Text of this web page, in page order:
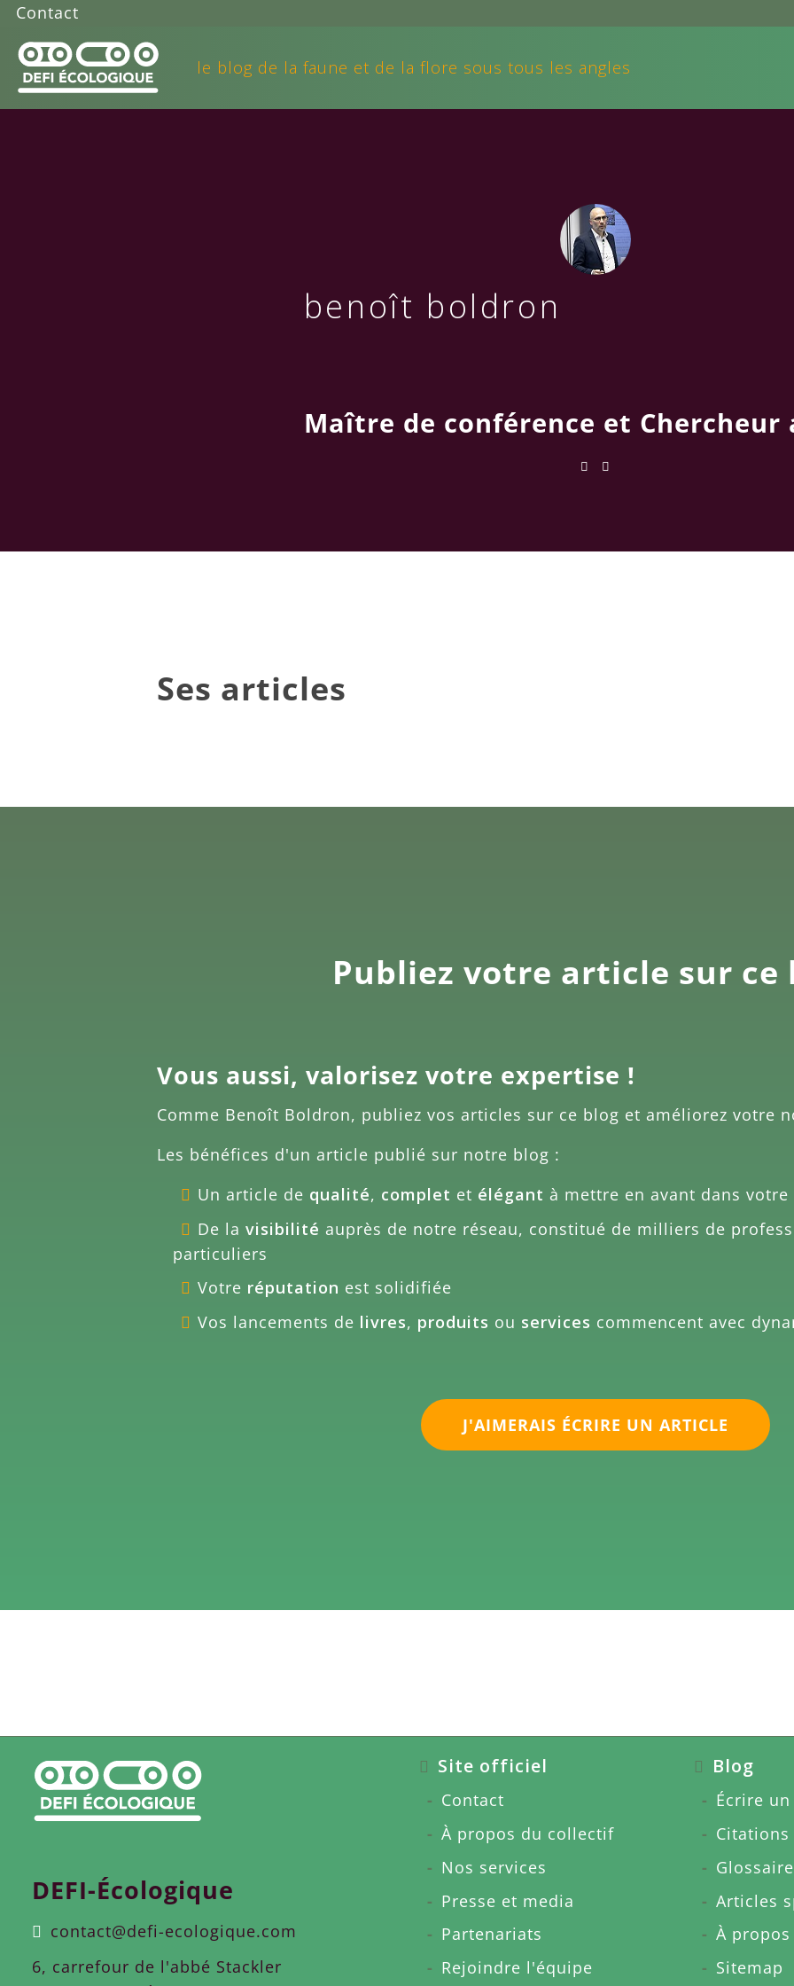
Contact
le blog de la faune et de la flore sous tous les angles
benoît boldron
Maître de conférence et Chercheur
Ses articles
Publiez votre article sur ce
Vous aussi, valorisez votre expertise !
Comme Benoît Boldron, publiez vos articles sur ce blog et améliorez votre
Les bénéfices d'un article publié sur notre blog :
Un article de qualité, complet et élégant à mettre en avant dans
De lavisibilité auprès de notre réseau, constitué de milliers de
particuliers
Votre réputation est solidifiée
Vos lancements de livres, produits ou services commencent avec
J'AIMERAIS ÉCRIRE UN ARTICLE
DEFI-Écologique
contact@defi-ecologique.com
6, carrefour de l'abbé Stackler
Site officiel
Contact
À propos du collectif
Nos services
Presse et media
Partenariats
Rejoindre l'équipe
Blog
Écrire
Citations
Glossaire
Articles
À
Sitemap